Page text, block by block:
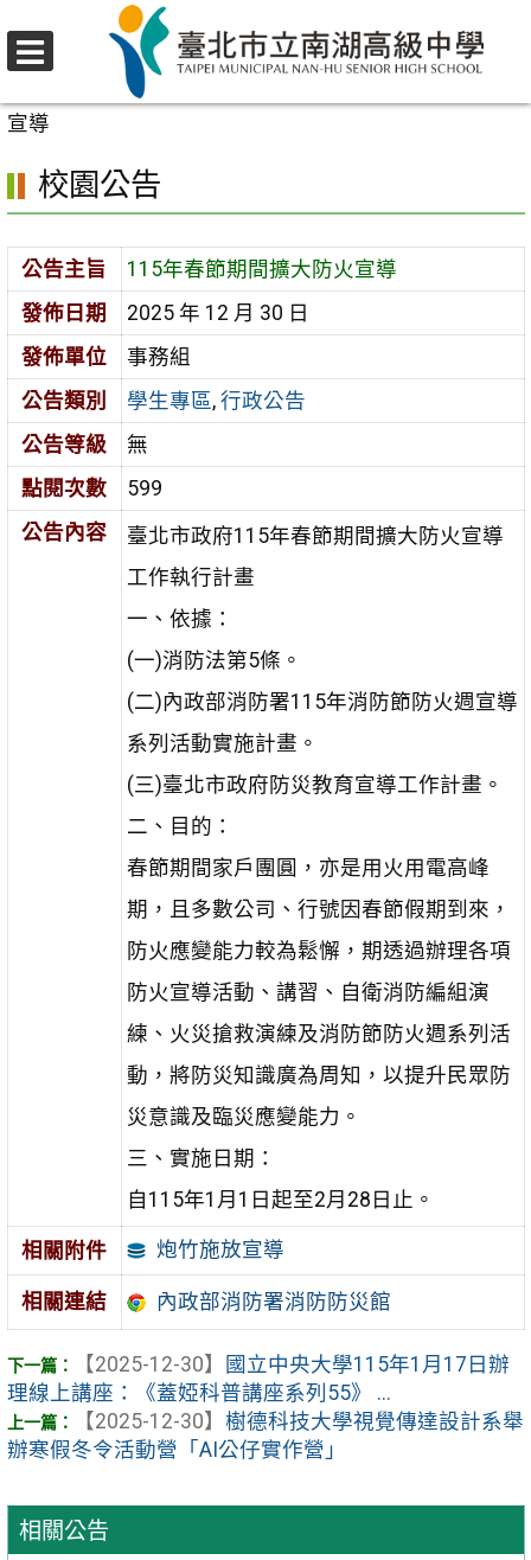
至
要
區
校園公告
宣導
相關公告
校園公告
公告主旨
115年春節期間擴大防火宣導
發佈日期
2025 年 12 月 30 日
發佈單位
事務組
公告類別
學生專區, 行政公告
公告等級
無
點閱次數
599
公告內容
臺北市政府115年春節期間擴大防火宣導
工作執行計畫
一、依據：
(一)消防法第5條。
(二)內政部消防署115年消防節防火週宣導
系列活動實施計畫。
(三)臺北市政府防災教育宣導工作計畫。
二、目的：
春節期間家戶團圓，亦是用火用電高峰
期，且多數公司、行號因春節假期到來，
防火應變能力較為鬆懈，期透過辦理各項
防火宣導活動、講習、自衛消防編組演
練、火災搶救演練及消防節防火週系列活
動，將防災知識廣為周知，以提升民眾防
災意識及臨災應變能力。
三、實施日期：
自115年1月1日起至2月28日止。
相關附件 炮竹施放宣導
相關連結 內政部消防署消防防災館
【2025-12-30】
國立中央大學115年1月17日辦
理線上講座：《蓋婭科普講座系列55》 ...
【2025-12-30】 樹德科技大學視覺傳達設計系舉
辦寒假冬令活動營「AI公仔實作營」
選
單